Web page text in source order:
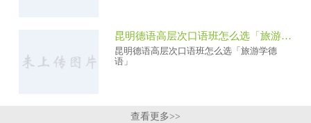
昆明德语高层次口语班怎么选「旅游学德语」
昆明德语高层次口语班怎么选「旅游学德
语」
查看更多>>